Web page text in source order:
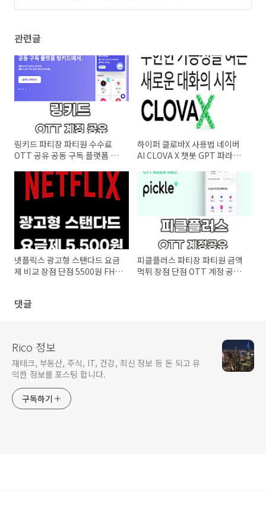
관련글
링키드 파티장 파티원 수수료
OTT 공유 공동 구독 플랫폼 사
하이퍼 클로바X 사용법 네이버
AI CLOVA X 챗봇 GPT 파라미
넷플릭스 광고형 스탠다드 요금
제 비교 장점 단점 5500원 FHD
피클플러스 파티장 파티원 금액
먹튀 장점 단점 OTT 계정 공유
댓글
Rico 정보
재테크, 부동산, 주식, IT, 건강, 최신 정보 등 돈 되고 유
익한 정보를 포스팅 합니다.
구독하기